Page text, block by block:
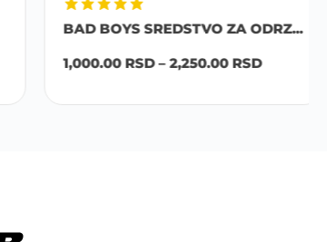
BAD BOYS SREDSTVO ZA ODRZ...
1,000.00RSD – 2,250.00RSD